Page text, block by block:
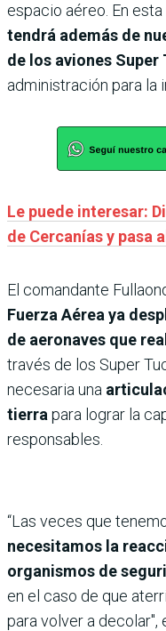
espacio aéreo. En
tendrá además de
de los aviones
administración para la
Le puede interesar:
de Cercanías y pasa
El comandante
Fuerza Aérea ya
de aeronaves que
través de los Super
necesaria una
tierra para lograr la
responsables.
“Las veces que
necesitamos la
organismos de
en el caso de que
para volver a decolar",